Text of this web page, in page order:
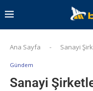
Ana Sayfa - Sanayi
Gündem
Sanayi